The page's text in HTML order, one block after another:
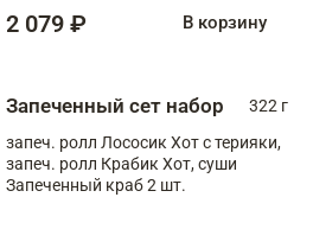
2 079 ₽ В корзину
Запеченный сет набор
322 г
запеч. ролл Лососик Хот с терияки,
запеч. ролл Крабик Хот, суши
Запеченный краб 2 шт.